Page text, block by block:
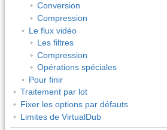
Conversion
Compression
Le flux vidéo
Les filtres
Compression
Opérations spéciales
Pour finir
Traitement par lot
Fixer les options par défauts
Limites de VirtualDub